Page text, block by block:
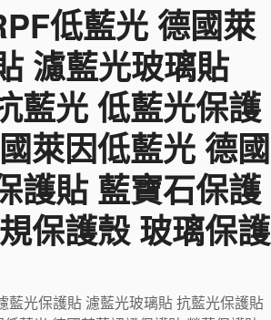
低藍光 德國萊
濾藍光玻璃貼
藍光 低藍光保護
萊因低藍光 德國
護貼 藍寶石保護
保護殼 玻璃保護
光保護貼 濾藍光玻璃貼 抗藍光保護貼